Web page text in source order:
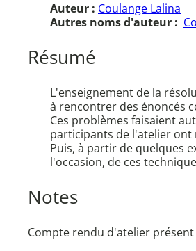
Auteur : Coulange Lalina
Autres noms d'auteur :
Résumé
L'enseignement de la
à rencontrer des énoncés
Ces problèmes faisaient
participants de l'atelier ont
Puis, à partir de quelques
l'occasion, de ces
Notes
Compte rendu d'atelier présent